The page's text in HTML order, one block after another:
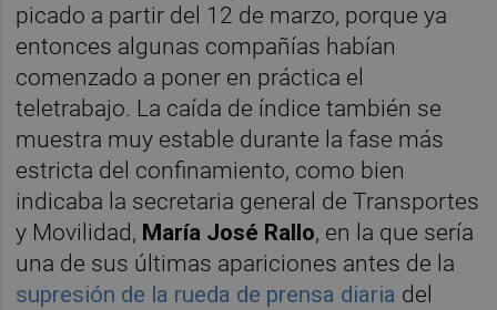
picado a partir del 12 de marzo, porque ya
entonces algunas compañías habían
comenzado a poner en práctica el
teletrabajo. La caída de índice también se
muestra muy estable durante la fase más
estricta del confinamiento, como bien
indicaba la secretaria general de Transportes
y Movilidad, María José Rallo, en la que sería
una de sus últimas apariciones antes de la
supresión de la rueda de prensa diaria del